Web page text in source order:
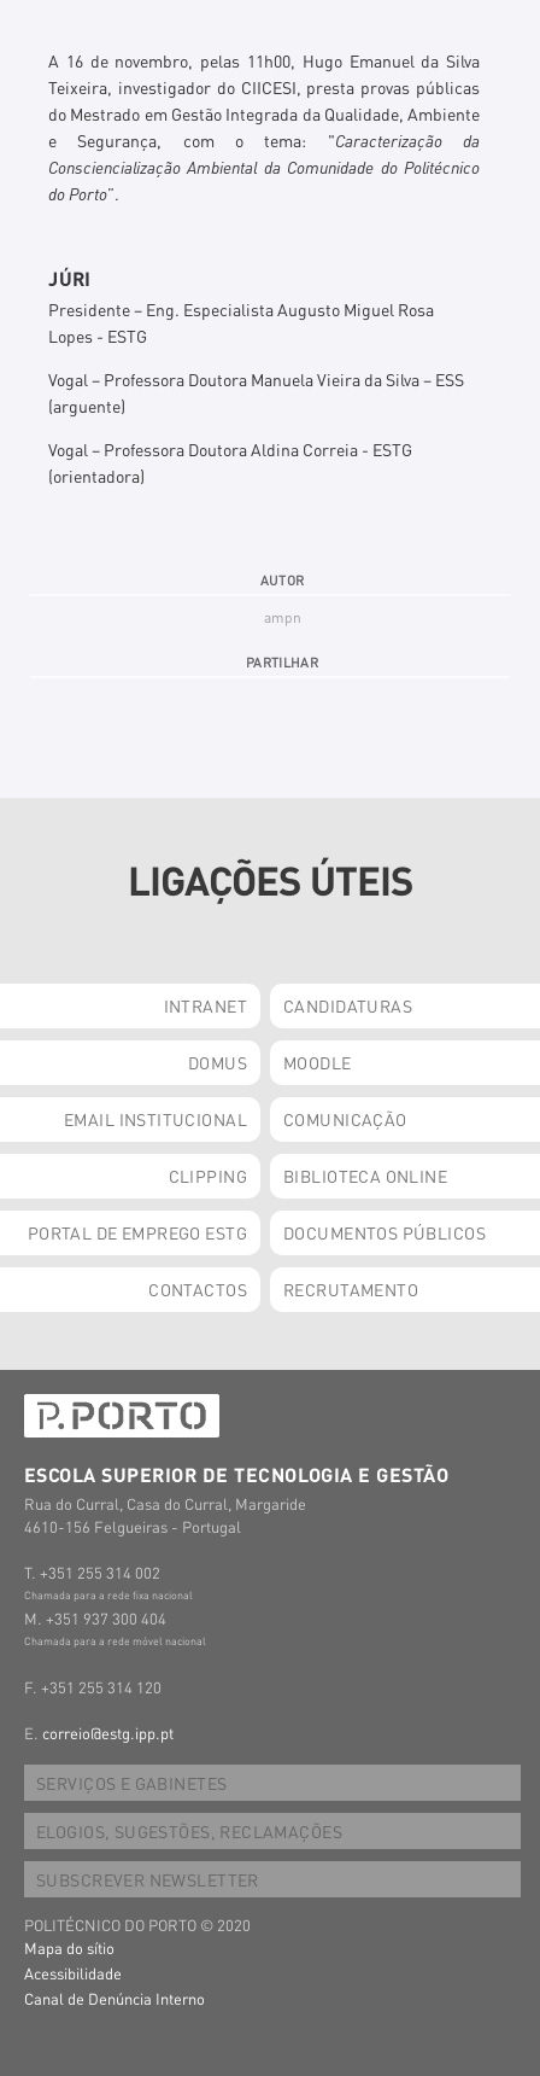
A 16 de novembro, pelas 11h00, Hugo Emanuel da Silva
Teixeira, investigador do CIICESI, presta provas públicas
do Mestrado em Gestão Integrada da Qualidade, Ambiente
e Segurança, com o tema: "Caracterização da
Consciencialização Ambiental da Comunidade do Politécnico
do Porto”.
JÚRI
Presidente – Eng. Especialista Augusto Miguel Rosa
Lopes - ESTG
Vogal – Professora Doutora Manuela Vieira da Silva – ESS
(arguente)
Vogal – Professora Doutora Aldina Correia - ESTG
(orientadora)
AUTOR
ampn
PARTILHAR
LIGAÇÕES ÚTEIS
INTRANET CANDIDATURAS
DOMUS MOODLE
EMAIL INSTITUCIONAL COMUNICAÇÃO
CLIPPING BIBLIOTECA ONLINE
PORTAL DE EMPREGO ESTG DOCUMENTOS PÚBLICOS
CONTACTOS RECRUTAMENTO
ESCOLA SUPERIOR DE TECNOLOGIA E GESTÃO
Rua do Curral, Casa do Curral, Margaride
4610-156 Felgueiras - Portugal
T. +351 255 314 002
Chamada para a rede fixa nacional
M. +351 937 300 404
Chamada para a rede móvel nacional
F. +351 255 314 120
E. correio@estg.ipp.pt
SERVIÇOS E GABINETES
ELOGIOS, SUGESTÕES, RECLAMAÇÕES
SUBSCREVER NEWSLETTER
POLITÉCNICO DO PORTO © 2020
Mapa do sítio
Acessibilidade
Canal de Denúncia Interno